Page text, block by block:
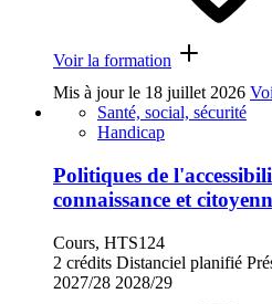
Voir la formation
Mis à jour le 18 juillet 2026
Santé, social, sécurité
Handicap
Politiques de
connaissance et
Cours, HTS124
2 crédits Distanciel planifié
2027/28 2028/29